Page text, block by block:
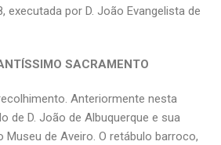
executada por D. João Evangelista de
SACRAMENTO
Anteriormente nesta
de D. João de Albuquerque e sua
Museu de Aveiro. O retábulo barroco,